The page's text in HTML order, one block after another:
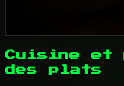
Cuisine et
des plats